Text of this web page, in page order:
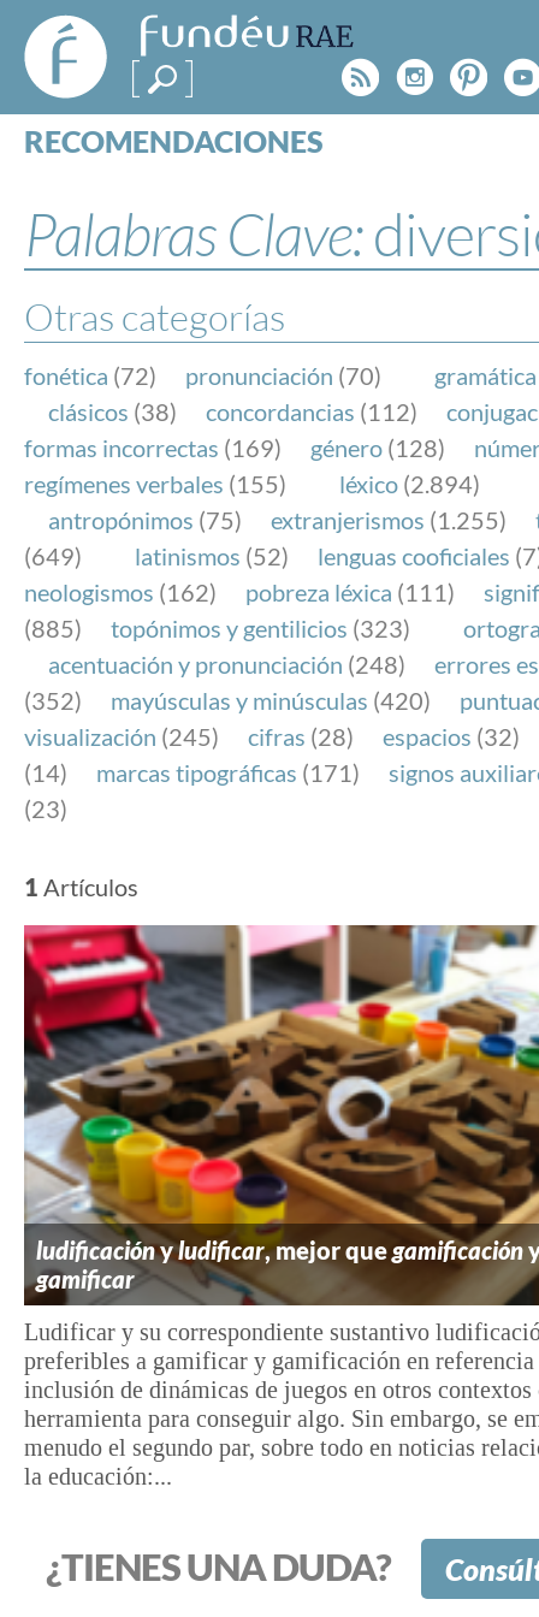
FundéuRAE
- Fundación
del Español
Urgente
Rss
RECOMENDACIONES
ESPECIALES
BLOG
NOTICIAS
SOBRE LA FUNDÉURAE
FundéuRAE es una fundación patrocinada por la
y la Real Academia Española, cuyo objetivo es
el buen uso del español en los medios de
Internet.
Palabras Clave:
Otras categorías
fonética (72) pronunciación (70) gramática
clásicos (38) concordancias (112)
formas incorrectas (169) género (128)
regímenes verbales (155) léxico (2.894)
antropónimos (75) extranjerismos (1.255)
(649)
latinismos (52) lenguas cooficiales
neologismos (162) pobreza léxica (111)
(885)
topónimos y gentilicios (323)
acentuación y pronunciación (248)
errores
(352)
mayúsculas y minúsculas (420)
visualización (245) cifras (28) espacios (32)
(14)
marcas tipográficas (171)
signos
(23)
1 Artículos
ludificaciónyludificar, mejor quegamificación
gamificar
Ludificar y su correspondiente sustantivo
preferibles a gamificar y gamificación en referencia
inclusión de dinámicas de juegos en otros contextos
herramienta para conseguir algo. Sin embargo, se
menudo el segundo par, sobre todo en noticias
la educación:...
¿TIENES UNA DUDA?